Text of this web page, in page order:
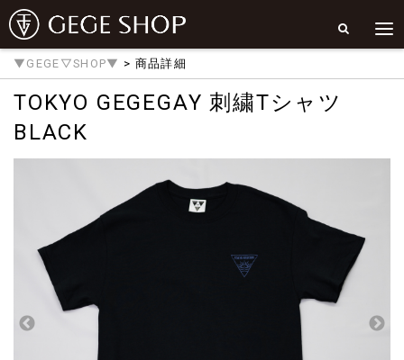
▼GEGE▽SHOP▼ > 商品詳細
TOKYO GEGEGAY 刺繍Tシャツ
BLACK